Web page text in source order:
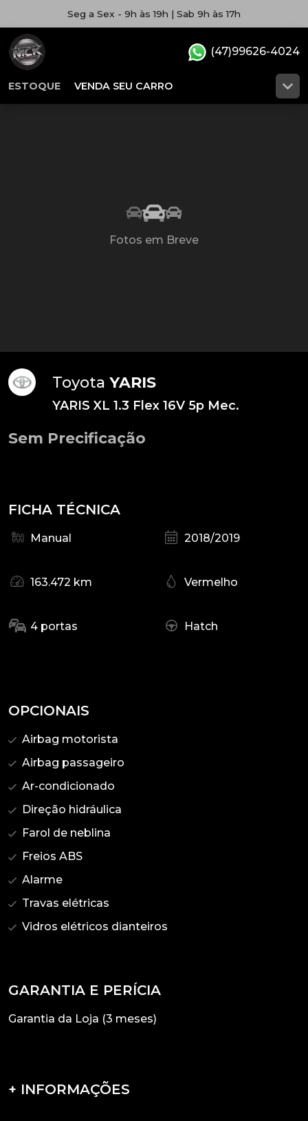
Seg a Sex - 9h às 19h | Sab 9h às 17h
ESTOQUE VENDA SEU CARRO
(47)99626-4024
Fotos em Breve
Toyota YARIS
YARIS XL 1.3 Flex 16V 5p Mec.
Sem Precificação
FICHA TÉCNICA
Manual 2018/2019
163.472 km Vermelho
4 portas Hatch
OPCIONAIS
Airbag motorista
Airbag passageiro
Ar-condicionado
Direção hidráulica
Farol de neblina
Freios ABS
Alarme
Travas elétricas
Vidros elétricos dianteiros
GARANTIA E PERÍCIA
Garantia da Loja (3 meses)
+ INFORMAÇÕES